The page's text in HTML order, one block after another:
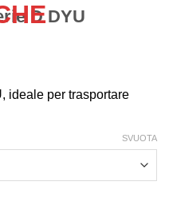
D DYU
ideale per trasportare
SVUOTA